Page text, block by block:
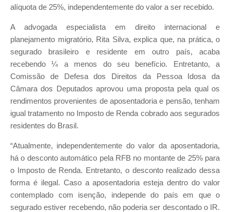
alíquota de 25%, independentemente do valor a ser recebido.
A advogada especialista em direito internacional e
planejamento migratório, Rita Silva, explica que, na prática, o
segurado brasileiro e residente em outro país, acaba
recebendo ¼ a menos do seu benefício. Entretanto, a
Comissão de Defesa dos Direitos da Pessoa Idosa da
Câmara dos Deputados aprovou uma proposta pela qual os
rendimentos provenientes de aposentadoria e pensão, tenham
igual tratamento no Imposto de Renda cobrado aos segurados
residentes do Brasil.
“Atualmente, independentemente do valor da aposentadoria,
há o desconto automático pela RFB no montante de 25% para
o Imposto de Renda. Entretanto, o desconto realizado dessa
forma é ilegal. Caso a aposentadoria esteja dentro do valor
contemplado com isenção, independe do país em que o
segurado estiver recebendo, não poderia ser descontado o IR.